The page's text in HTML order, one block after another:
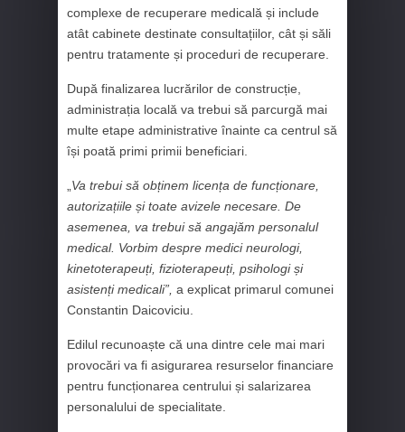
complexe de recuperare medicală și include
atât cabinete destinate consultațiilor, cât și săli
pentru tratamente și proceduri de recuperare.
După finalizarea lucrărilor de construcție,
administrația locală va trebui să parcurgă mai
multe etape administrative înainte ca centrul să
își poată primi primii beneficiari.
Va trebui să obținem licența de funcționare,
autorizațiile și toate avizele necesare. De
asemenea, va trebui să angajăm personalul
medical. Vorbim despre medici neurologi,
kinetoterapeuți, fizioterapeuți, psihologi și
asistenți medicali”, a explicat primarul comunei
Constantin Daicoviciu.
Edilul recunoaște că una dintre cele mai mari
provocări va fi asigurarea resurselor financiare
pentru funcționarea centrului și salarizarea
personalului de specialitate.